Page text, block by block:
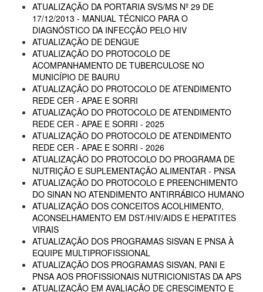
ATUALIZAÇÃO DA PORTARIA SVS/MS Nº 29 DE
17/12/2013 - MANUAL TÉCNICO PARA O
DIAGNÓSTICO DA INFECÇÃO PELO HIV
ATUALIZAÇÃO DE DENGUE
ATUALIZAÇÃO DO PROTOCOLO DE
ACOMPANHAMENTO DE TUBERCULOSE NO
MUNICÍPIO DE BAURU
ATUALIZAÇÃO DO PROTOCOLO DE ATENDIMENTO
REDE CER - APAE E SORRI
ATUALIZAÇÃO DO PROTOCOLO DE ATENDIMENTO
REDE CER - APAE E SORRI - 2025
ATUALIZAÇÃO DO PROTOCOLO DE ATENDIMENTO
REDE CER - APAE E SORRI - 2026
ATUALIZAÇÃO DO PROTOCOLO DO PROGRAMA DE
NUTRIÇÃO E SUPLEMENTAÇÃO ALIMENTAR - PNSA
ATUALIZAÇÃO DO PROTOCOLO E PREENCHIMENTO
DO SINAN NO ATENDIMENTO ANTIRRÁBICO HUMANO
ATUALIZAÇÃO DOS CONCEITOS ACOLHIMENTO,
ACONSELHAMENTO EM DST/HIV/AIDS E HEPATITES
VIRAIS
ATUALIZAÇÃO DOS PROGRAMAS SISVAN E PNSA À
EQUIPE MULTIPROFISSIONAL
ATUALIZAÇÃO DOS PROGRAMAS SISVAN, PANI E
PNSA AOS PROFISSIONAIS NUTRICIONISTAS DA APS
ATUALIZAÇÃO EM AVALIAÇÃO DE CRESCIMENTO E